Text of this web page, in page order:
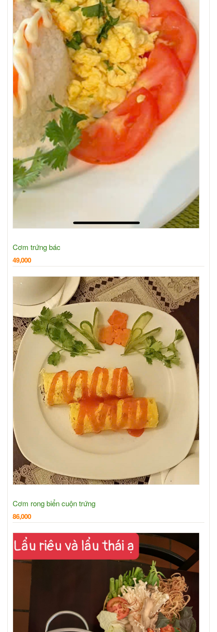
Cơm trứng bác
49,000
Cơm rong biển cuộn trứng
86,000